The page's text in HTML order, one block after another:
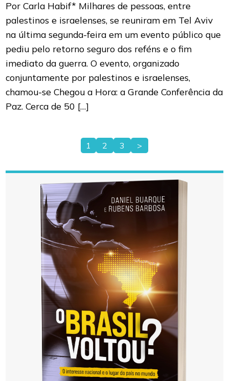
Por Carla Habif* Milhares de pessoas, entre
palestinos e israelenses, se reuniram em Tel Aviv
na última segunda-feira em um evento público que
pediu pelo retorno seguro dos reféns e o fim
imediato da guerra. O evento, organizado
conjuntamente por palestinos e israelenses,
chamou-se Chegou a Hora: a Grande Conferência da
Paz. Cerca de 50 […]
Paginação
de
posts
1 2 3 >